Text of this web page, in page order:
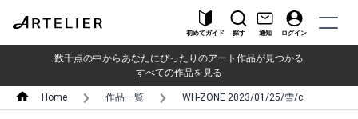
初めてガイド 探す 通知 ログイン
数千点の中からあなたにぴったりのアート作品が見つかる
すべての作品を見る
Home 作品一覧 WH-ZONE 2023/01/25/雪/c